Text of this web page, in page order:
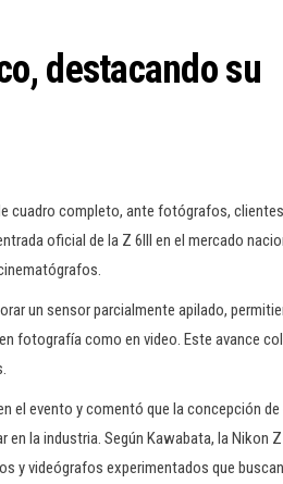
destacando su
cuadro completo, ante fotógrafos,
oficial de la Z 6III en el mercado
un sensor parcialmente apilado,
fotografía como en video. Este avance
el evento y comentó que la concepción
la industria. Según Kawabata, la Nikon
y videógrafos experimentados que